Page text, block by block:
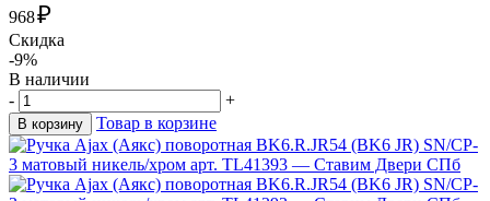
968₽
Скидка
-9%
В наличии
-
+
В корзину Товар в корзине